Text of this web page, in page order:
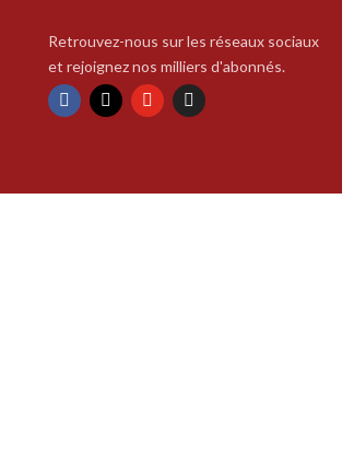
Retrouvez-nous sur les réseaux sociaux
et rejoignez nos milliers d'abonnés.